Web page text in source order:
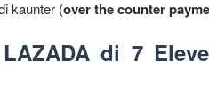
kaunter (over the counter
di 7